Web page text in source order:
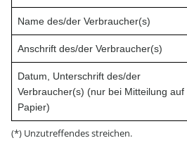
Name des/der Verbraucher(s)
Anschrift des/der Verbraucher(s)
Datum, Unterschrift des/der
Verbraucher(s) (nur bei Mitteilung auf
Papier)
(*) Unzutreffendes streichen.